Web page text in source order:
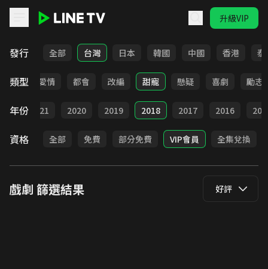
升級VIP
發行 全部 台灣 日本 韓國 中國 香港 泰
類型
古裝 愛情 都會 改編 甜寵 懸疑 喜劇 勵志
年份 2021 2020 2019 2018 2017 2016
資格 全部 免費 部分免費 VIP會員 全集兌換
戲劇 篩選結果 好評